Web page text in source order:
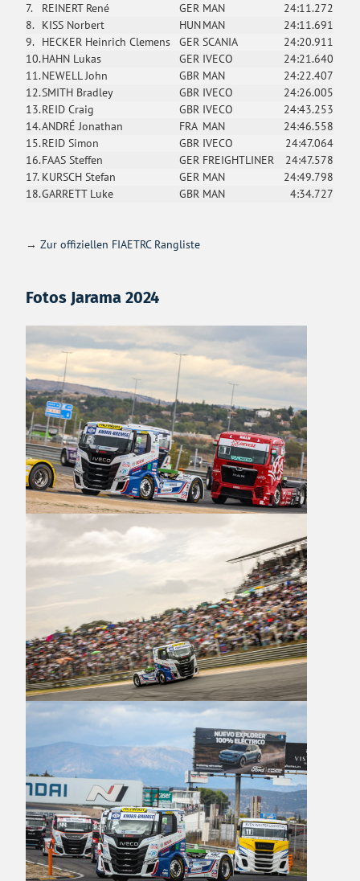
7.
REINERT René GER MAN
24:11.272
8. KISS Norbert HUNMAN
24:11.691
9. HECKER Heinrich Clemens GER SCANIA
24:20.911
10.HAHN Lukas GER IVECO
24:21.640
11.NEWELL John GBR MAN
24:22.407
12.SMITH Bradley GBR IVECO
24:26.005
13.REID Craig GBR IVECO
24:43.253
14.ANDRÉ Jonathan FRA MAN
24:46.558
15.REID Simon GBR IVECO
24:47.064
16.FAAS Steffen GER FREIGHTLINER
24:47.578
17. KURSCH Stefan GER MAN
24:49.798
18.GARRETT Luke GBR MAN 4:34.727
→Zur offiziellen FIAETRC Rangliste
Fotos Jarama 2024